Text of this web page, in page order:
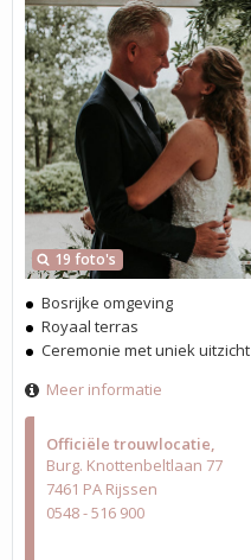
Officiële trouwlocatie
Burg. Knottenbeltlaan 77
7461 PA Rijssen
0548 - 516 900
19 foto's
Bosrijke omgeving
Royaal terras
Ceremonie met uniek uitzicht
Meer informatie